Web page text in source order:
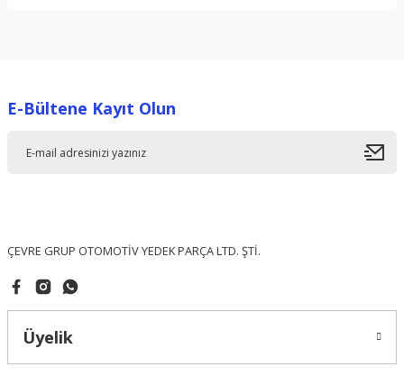
Ürün resmi kalitesiz, bozuk veya görüntülenemiyor.
E-Bültene Kayıt Olun
ÇEVRE GRUP OTOMOTİV YEDEK PARÇA LTD. ŞTİ.
Üyelik